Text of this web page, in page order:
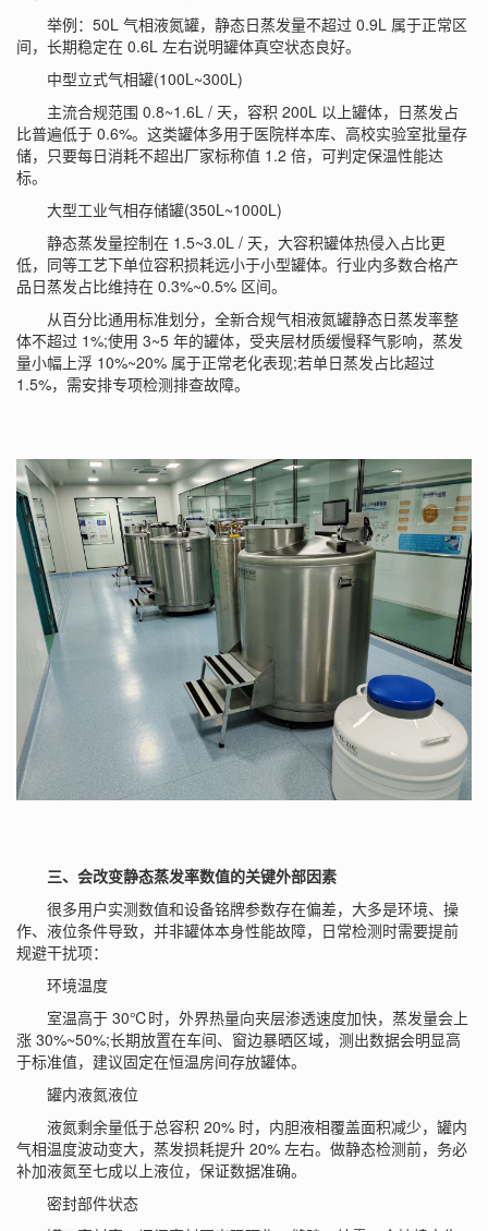
举例：50L 气相液氮罐，静态日蒸发量不超过 0.9L 属于正常区
间，长期稳定在 0.6L 左右说明罐体真空状态良好。
中型立式气相罐(100L~300L)
主流合规范围 0.8~1.6L / 天，容积 200L 以上罐体，日蒸发占
比普遍低于 0.6%。这类罐体多用于医院样本库、高校实验室批量存
储，只要每日消耗不超出厂家标称值 1.2 倍，可判定保温性能达
标。
大型工业气相存储罐(350L~1000L)
静态蒸发量控制在 1.5~3.0L / 天，大容积罐体热侵入占比更
低，同等工艺下单位容积损耗远小于小型罐体。行业内多数合格产
品日蒸发占比维持在 0.3%~0.5% 区间。
从百分比通用标准划分，全新合规气相液氮罐静态日蒸发率整
体不超过 1%;使用 3~5 年的罐体，受夹层材质缓慢释气影响，蒸发
量小幅上浮 10%~20% 属于正常老化表现;若单日蒸发占比超过
1.5%，需安排专项检测排查故障。
三、会改变静态蒸发率数值的关键外部因素
很多用户实测数值和设备铭牌参数存在偏差，大多是环境、操
作、液位条件导致，并非罐体本身性能故障，日常检测时需要提前
规避干扰项：
环境温度
室温高于 30℃时，外界热量向夹层渗透速度加快，蒸发量会上
涨 30%~50%;长期放置在车间、窗边暴晒区域，测出数据会明显高
于标准值，建议固定在恒温房间存放罐体。
罐内液氮液位
液氮剩余量低于总容积 20% 时，内胆液相覆盖面积减少，罐内
气相温度波动变大，蒸发损耗提升 20% 左右。做静态检测前，务必
补加液氮至七成以上液位，保证数据准确。
密封部件状态